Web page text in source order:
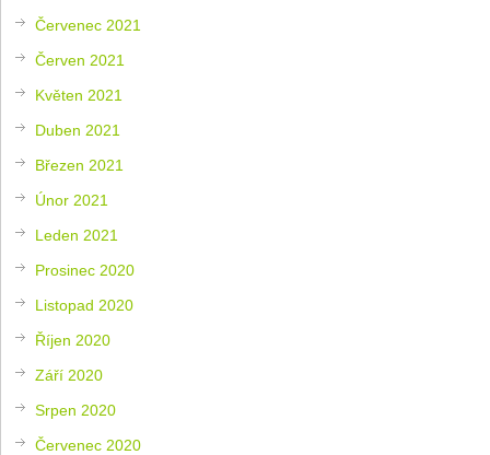
Červenec 2021
Červen 2021
Květen 2021
Duben 2021
Březen 2021
Únor 2021
Leden 2021
Prosinec 2020
Listopad 2020
Říjen 2020
Září 2020
Srpen 2020
Červenec 2020